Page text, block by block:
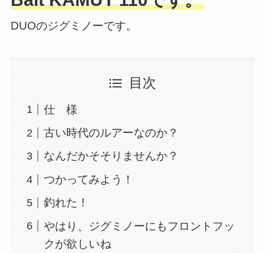
DUOのジグミノーです。
目次
仕 様
古い時代のルアーなのか？
なんだかそそりませんか？
つかってみよう！
釣れた！
やはり、ジグミノーにもフロントフッ
クが欲しいね